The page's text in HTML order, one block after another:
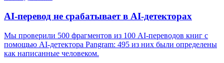
AI-перевод не срабатывает в AI-детекторах
Мы проверили 500 фрагментов из 100 AI-переводов книг с
помощью AI-детектора Pangram: 495 из них были определены
как написанные человеком.